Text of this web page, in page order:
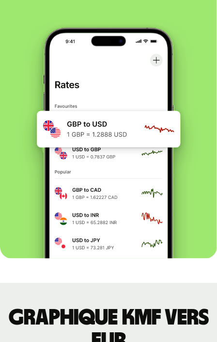
Graphique KMF vers